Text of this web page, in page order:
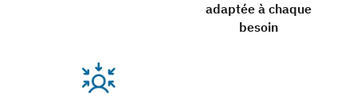
adaptée à chaque
besoin